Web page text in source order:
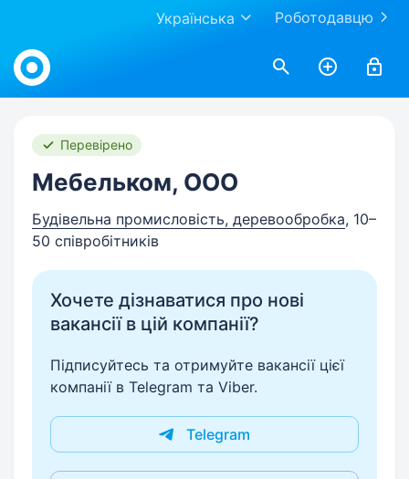
Роботодавцю
Українська
Work.ua
Перевірено
Мебельком, ООО
Будівельна промисловість, деревообробка, 10–
50 співробітників
Хочете дізнаватися про нові
вакансії в цій компанії?
Підписуйтесь та отримуйте вакансії цієї
компанії в Telegram та Viber.
Telegram